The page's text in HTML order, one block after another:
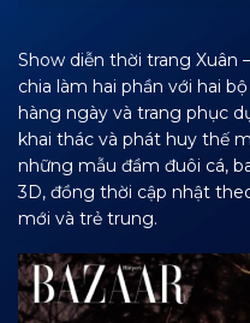
Show diễn thời trang Xuân
chia làm hai phần với hai
hàng ngày và trang phục
khai thác và phát huy thế
những mẫu đầm đuôi cá,
3D, đồng thời cập nhật
mới và trẻ trung.